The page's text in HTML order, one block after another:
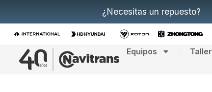
¿Necesitas un repuesto?
Equipos Taller